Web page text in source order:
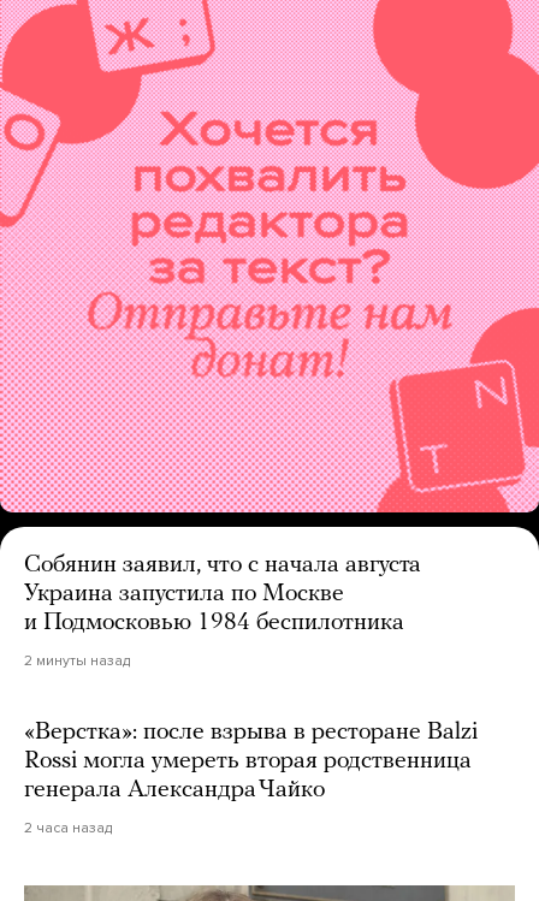
Собянин заявил, что с начала августа
Украина запустила по Москве
и Подмосковью 1984 беспилотника
2 минуты назад
«Верстка»: после взрыва в ресторане Balzi
Rossi могла умереть вторая родственница
генерала Александра Чайко
2 часа назад